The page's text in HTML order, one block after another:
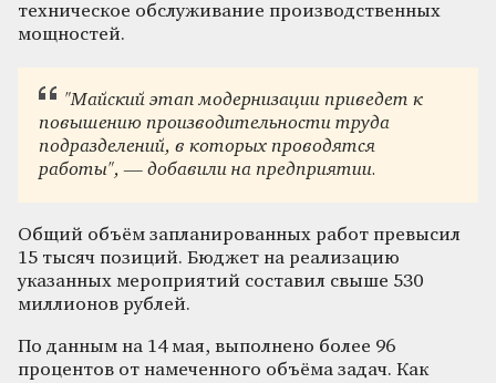
техническое обслуживание производственных
мощностей.
"Майский этап модернизации приведет к
повышению производительности труда
подразделений, в которых проводятся
работы", — добавили на предприятии.
Общий объём запланированных работ превысил
15 тысяч позиций. Бюджет на реализацию
указанных мероприятий составил свыше 530
миллионов рублей.
По данным на 14 мая, выполнено более 96
процентов от намеченного объёма задач. Как